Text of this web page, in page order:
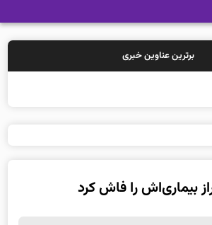
برترین عناوین خبری
بیماری‌اش را فاش کرد